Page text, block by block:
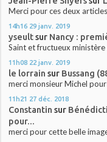
Merci pour ces deux
14h16 29 janv. 2019
yseultsur Nancy :
Saint et fructueux
11h08 22 janv. 2019
le lorrain sur Bussang
merci monsieur Michel
11h21 27 déc. 2018
Constantin sur
pour...
merci pour cette belle